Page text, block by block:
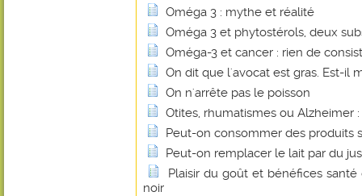
Oméga 3 : mythe et réalité
Oméga 3 et phytostérols, deux
Oméga-3 et cancer : rien de
On dit que l'avocat est gras. Est-il
On n'arrête pas le poisson
Otites, rhumatismes ou Alzheimer
Peut-on consommer des produits
Peut-on remplacer le lait par du
Plaisir du goût et bénéfices
noir